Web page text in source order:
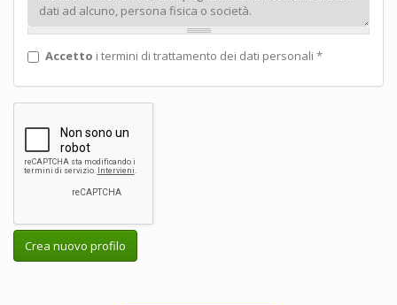
Accetto i termini di trattamento dei dati personali *
Crea nuovo profilo